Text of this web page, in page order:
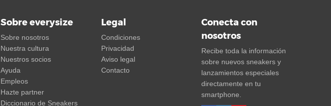
Sobre everysize
Sobre nosotros
Nuestra cultura
Nuestros socios
Ayuda
Empleos
Hazte partner
Diccionario de Sneakers
Legal
Condiciones
Privacidad
Aviso legal
Contacto
Conecta con
nosotros
Recibe toda la información
sobre nuevos sneakers y
lanzamientos especiales
directamente en tu
smartphone.